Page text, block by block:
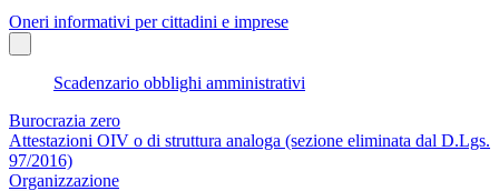
Oneri informativi per cittadini e imprese
Scadenzario obblighi amministrativi
Burocrazia zero
Attestazioni OIV o di struttura analoga (sezione eliminata dal D.Lgs.
97/2016)
Organizzazione